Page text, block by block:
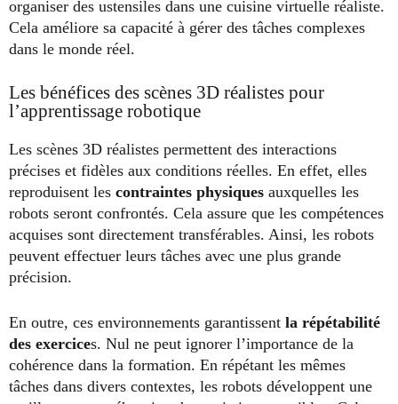
organiser des ustensiles dans une cuisine virtuelle réaliste.
Cela améliore sa capacité à gérer des tâches complexes
dans le monde réel.
Les bénéfices des scènes 3D réalistes pour
l’apprentissage robotique
Les scènes 3D réalistes permettent des interactions
précises et fidèles aux conditions réelles. En effet, elles
reproduisent les contraintes physiques auxquelles les
robots seront confrontés. Cela assure que les compétences
acquises sont directement transférables. Ainsi, les robots
peuvent effectuer leurs tâches avec une plus grande
précision.
En outre, ces environnements garantissent la répétabilité
des exercices. Nul ne peut ignorer l’importance de la
cohérence dans la formation. En répétant les mêmes
tâches dans divers contextes, les robots développent une